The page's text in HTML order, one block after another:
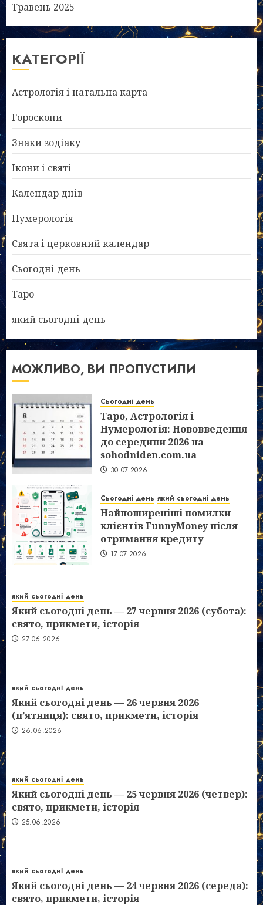
Травень 2025
КАТЕГОРІЇ
Астрологія і натальна карта
Гороскопи
Знаки зодіаку
Ікони і святі
Календар днів
Нумерологія
Свята і церковний календар
Сьогодні день
Таро
який сьогодні день
МОЖЛИВО, ВИ ПРОПУСТИЛИ
Сьогодні день
Таро, Астрологія і
Нумерологія: Нововведення
до середини 2026 на
sohodniden.com.ua
30.07.2026
Сьогодні день який сьогодні день
Найпоширеніші помилки
клієнтів FunnyMoney після
отримання кредиту
17.07.2026
який сьогодні день
Який сьогодні день — 27 червня 2026 (субота):
свято, прикмети, історія
27.06.2026
який сьогодні день
Який сьогодні день — 26 червня 2026
(п’ятниця): свято, прикмети, історія
26.06.2026
який сьогодні день
Який сьогодні день — 25 червня 2026 (четвер):
свято, прикмети, історія
25.06.2026
який сьогодні день
Який сьогодні день — 24 червня 2026 (середа):
свято, прикмети, історія